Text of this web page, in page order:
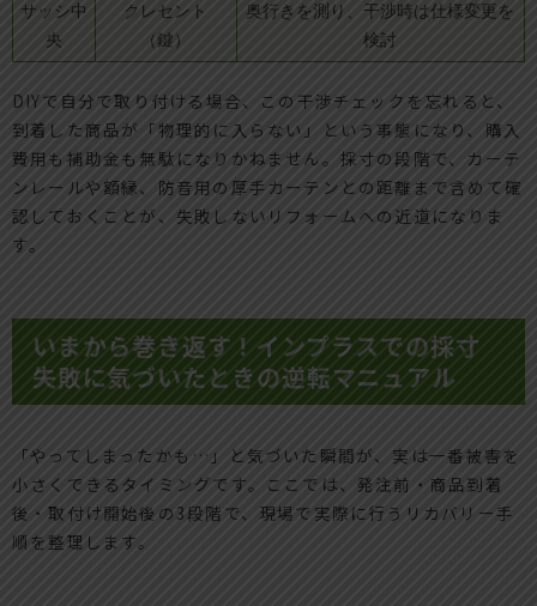
サッシ中
央
クレセント
（鍵）
奥行きを測り、干渉時は仕様変更を
検討
DIYで自分で取り付ける場合、この干渉チェックを忘れると、
到着した商品が「物理的に入らない」という事態になり、購入
費用も補助金も無駄になりかねません。採寸の段階で、カーテ
ンレールや額縁、防音用の厚手カーテンとの距離まで含めて確
認しておくことが、失敗しないリフォームへの近道になりま
す。
いまから巻き返す！インプラスでの採寸
失敗に気づいたときの逆転マニュアル
「やってしまったかも…」と気づいた瞬間が、実は一番被害を
小さくできるタイミングです。ここでは、発注前・商品到着
後・取付け開始後の3段階で、現場で実際に行うリカバリー手
順を整理します。